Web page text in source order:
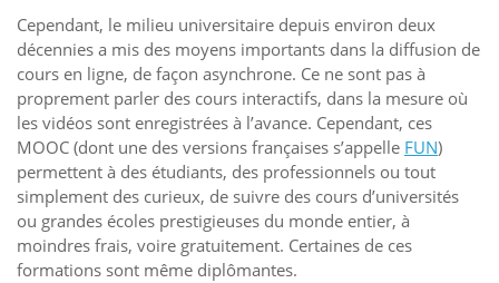
Cependant, le milieu universitaire depuis environ deux
décennies a mis des moyens importants dans la diffusion de
cours en ligne, de façon asynchrone. Ce ne sont pas à
proprement parler des cours interactifs, dans la mesure où
les vidéos sont enregistrées à l’avance. Cependant, ces
MOOC (dont une des versions françaises s’appelle FUN)
permettent à des étudiants, des professionnels ou tout
simplement des curieux, de suivre des cours d’universités
ou grandes écoles prestigieuses du monde entier, à
moindres frais, voire gratuitement. Certaines de ces
formations sont même diplômantes.